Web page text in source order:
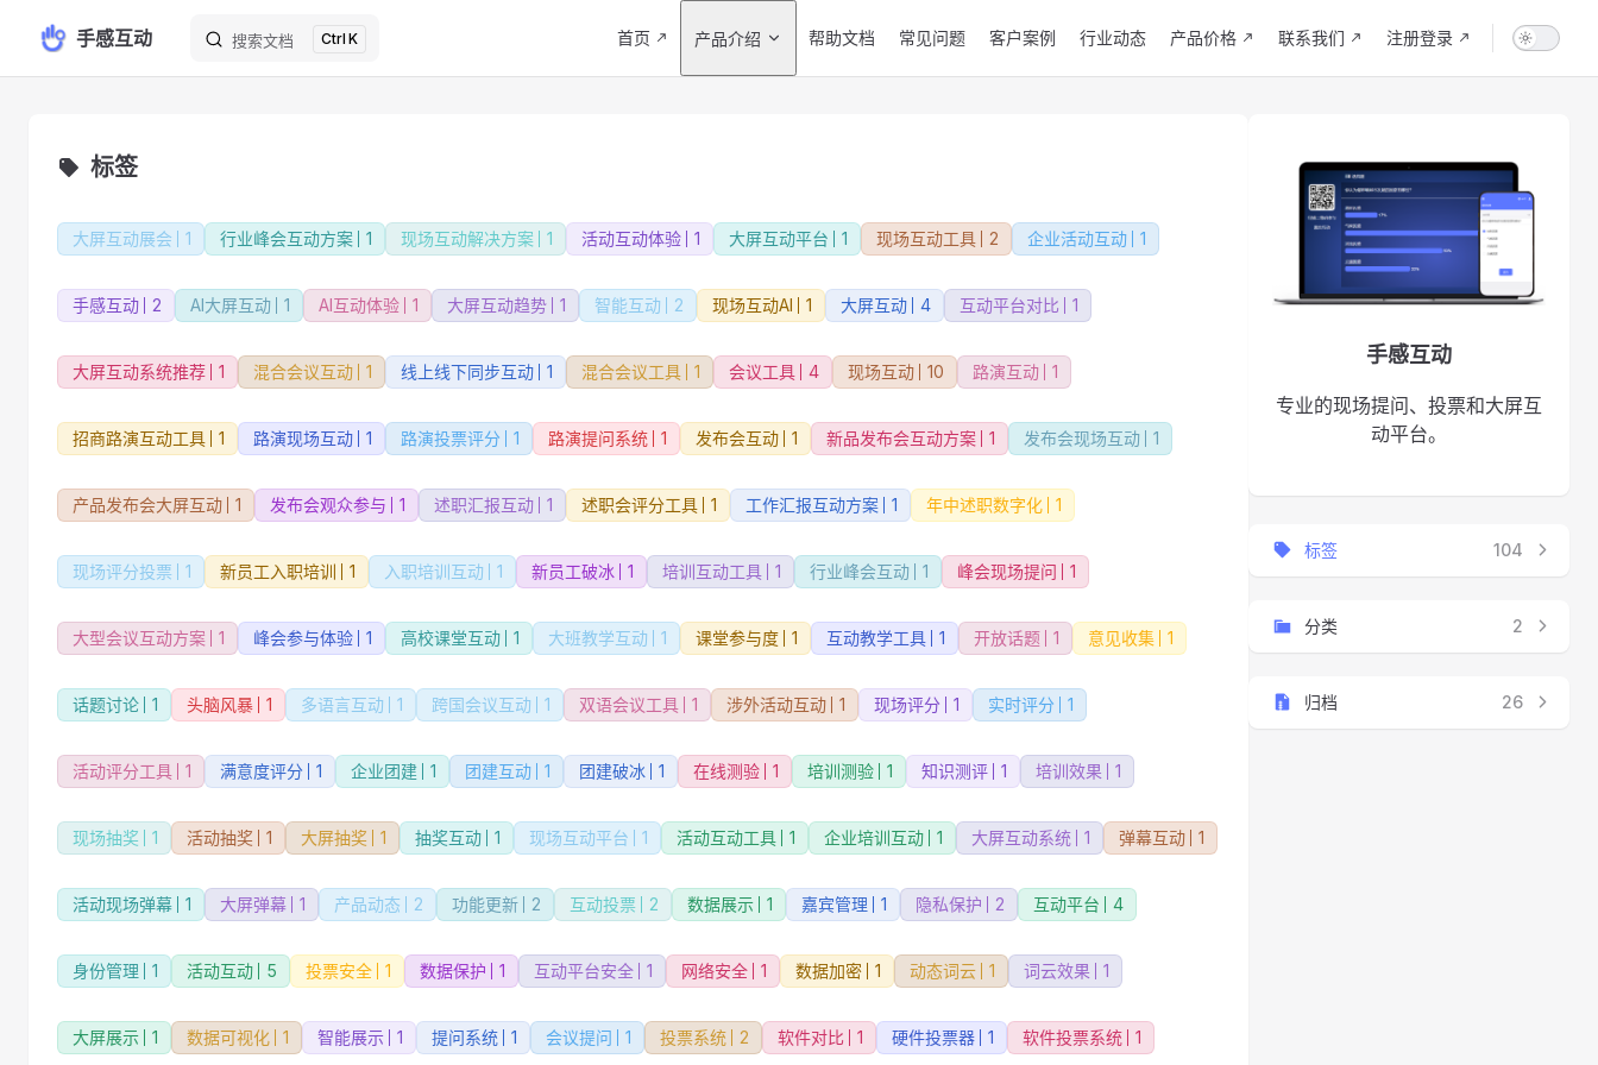
Skip to content
手感互动 搜索文档 K 首页 产品介绍 帮助文档 常见问题 客户案例 行业动态 产品价格 联系我们 注册登录
标签
大屏互动展会 1 行业峰会互动方案 1 现场互动解决方案 1 活动互动体验 1 大屏互动平台 1 现场互动工具 2 企业活动互动 1
手感互动 2 AI大屏互动 1 AI互动体验 1 大屏互动趋势 1 智能互动 2 现场互动AI 1 大屏互动 4 互动平台对比 1
大屏互动系统推荐 1 混合会议互动 1 线上线下同步互动 1 混合会议工具 1 会议工具 4 现场互动 10 路演互动 1
招商路演互动工具 1 路演现场互动 1 路演投票评分 1 路演提问系统 1 发布会互动 1 新品发布会互动方案 1 发布会现场互动 1
产品发布会大屏互动 1 发布会观众参与 1 述职汇报互动 1 述职会评分工具 1 工作汇报互动方案 1 年中述职数字化 1
现场评分投票 1 新员工入职培训 1 入职培训互动 1 新员工破冰 1 培训互动工具 1 行业峰会互动 1 峰会现场提问 1
大型会议互动方案 1 峰会参与体验 1 高校课堂互动 1 大班教学互动 1 课堂参与度 1 互动教学工具 1 开放话题 1 意见收集 1
话题讨论 1 头脑风暴 1 多语言互动 1 跨国会议互动 1 双语会议工具 1 涉外活动互动 1 现场评分 1 实时评分 1
活动评分工具 1 满意度评分 1 企业团建 1 团建互动 1 团建破冰 1 在线测验 1 培训测验 1 知识测评 1 培训效果 1
现场抽奖 1 活动抽奖 1 大屏抽奖 1 抽奖互动 1 现场互动平台 1 活动互动工具 1 企业培训互动 1 大屏互动系统 1 弹幕互动 1
活动现场弹幕 1 大屏弹幕 1 产品动态 2 功能更新 2 互动投票 2 数据展示 1 嘉宾管理 1 隐私保护 2 互动平台 4
身份管理 1 活动互动 5 投票安全 1 数据保护 1 互动平台安全 1 网络安全 1 数据加密 1 动态词云 1 词云效果 1
大屏展示 1 数据可视化 1 智能展示 1 提问系统 1 会议提问 1 投票系统 2 软件对比 1 硬件投票器 1 软件投票系统 1
手感互动
专业的现场提问、投票和大屏互
动平台。
标签 104
分类 2
归档 26